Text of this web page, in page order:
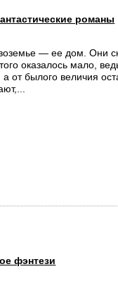
романы
— ее дом. Они
оказалось мало,
от былого величия
фэнтези